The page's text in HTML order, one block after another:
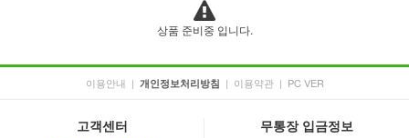
상품 준비중 입니다.
이용안내 | 개인정보처리방침 | 이용약관 | PC VER
고객센터 무통장 입금정보